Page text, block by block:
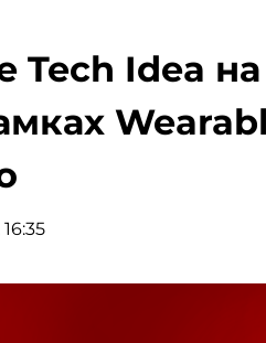
Tech Idea